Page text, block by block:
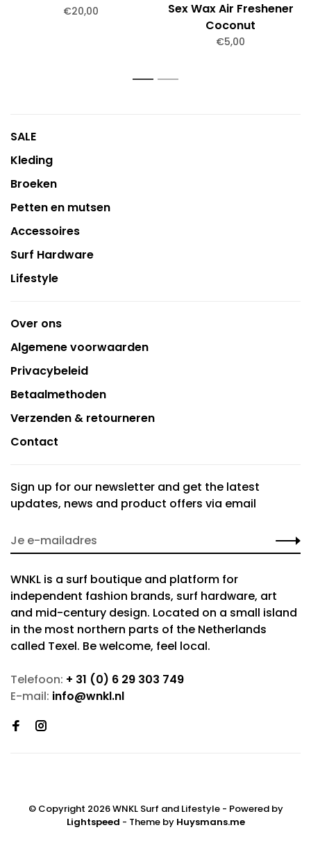
€20,00
Sex Wax Air Freshener
Coconut
€5,00
1 2
SALE
Kleding
Broeken
Petten en mutsen
Accessoires
Surf Hardware
Lifestyle
Over ons
Algemene voorwaarden
Privacybeleid
Betaalmethoden
Verzenden & retourneren
Contact
Sign up for our newsletter and get the latest
updates, news and product offers via email
WNKL is a surf boutique and platform for
independent fashion brands, surf hardware, art
and mid-century design. Located on a small island
in the most northern parts of the Netherlands
called Texel. Be welcome, feel local.
Telefoon: + 31 (0) 6 29 303 749
E-mail: info@wnkl.nl
© Copyright 2026 WNKL Surf and Lifestyle - Powered by
Lightspeed - Theme by Huysmans.me